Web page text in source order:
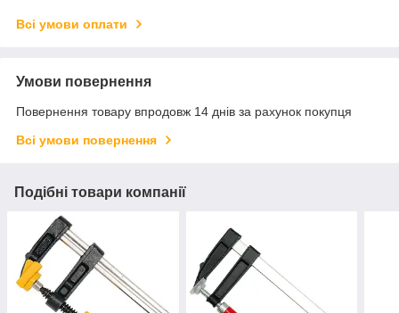
Всі умови оплати
Умови повернення
Повернення товару впродовж 14 днів за рахунок покупця
Всі умови повернення
Подібні товари компанії